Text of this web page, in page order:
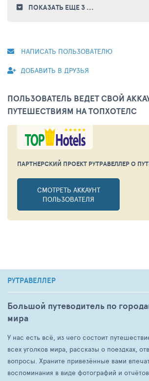
ПОКАЗАТЬ ЕЩЕ 3 ...
НАПИСАТЬ ПОЛЬЗОВАТЕЛЮ
ДОБАВИТЬ В ДРУЗЬЯ
ПОЛЬЗОВАТЕЛЬ ВЕДЕТ СВОЙ
ПУТЕШЕСТВИЯМ НА ТОПХОТЕЛС
ПАРТНЕРСКИЙ ПРОЕКТ РУТРАВЕЛЛЕРО
СМОТРЕТЬ АККАУНТ
ПОЛЬЗОВАТЕЛЯ
РУТРАВЕЛЛЕР
Большой путеводитель по
мира
У нас есть всё, из чего состоит
всех уголков мира, рассказы о поездках,
вопросы. Храните привезённые вами
воспоминания в виде фотографий и